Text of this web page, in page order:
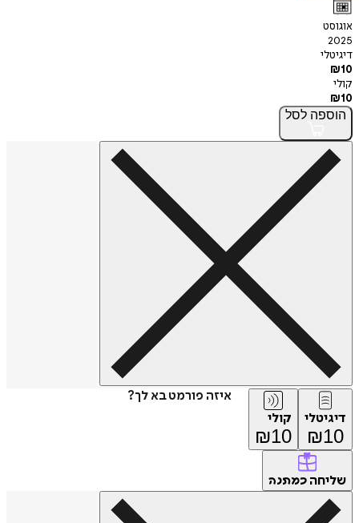
אוגוסט
2025
דיגיטלי
₪10
קולי
₪10
הוספה לסל
איזה פורמט בא לך?
דיגיטלי
₪10
קולי
₪10
שליחה כמתנה